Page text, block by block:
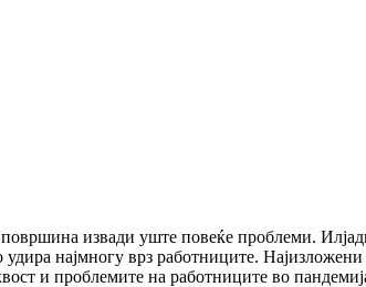
извади уште повеќе проблеми.
најмногу врз работниците.
и проблемите на работниците во